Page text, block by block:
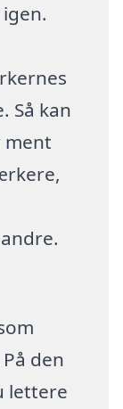
Så kan
ment
den
lettere